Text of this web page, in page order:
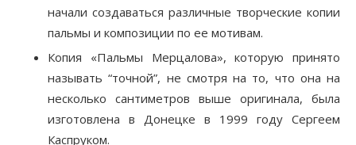
начали создаваться различные творческие копии
пальмы и композиции по ее мотивам.
Копия «Пальмы Мерцалова», которую принято
называть “точной”, не смотря на то, что она на
несколько сантиметров выше оригинала, была
изготовлена в Донецке в 1999 году Сергеем
Каспруком.